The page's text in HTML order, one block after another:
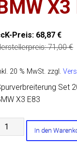
X3
Preis: 68,87€
71,00€
20 % MwSt. zzgl.
Set
X3 E83
Spurverbreiterung
In den